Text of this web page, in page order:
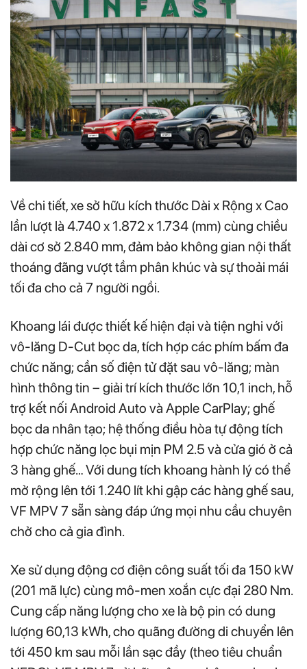
Về chi tiết, xe sở hữu kích thước Dài x Rộng x Cao
lần lượt là 4.740 x 1.872 x 1.734 (mm) cùng chiều
dài cơ sở 2.840 mm, đảm bảo không gian nội thất
thoáng đãng vượt tầm phân khúc và sự thoải mái
tối đa cho cả 7 người ngồi.
Khoang lái được thiết kế hiện đại và tiện nghi với
vô-lăng D-Cut bọc da, tích hợp các phím bấm đa
chức năng; cần số điện tử đặt sau vô-lăng; màn
hình thông tin – giải trí kích thước lớn 10,1 inch, hỗ
trợ kết nối Android Auto và Apple CarPlay; ghế
bọc da nhân tạo; hệ thống điều hòa tự động tích
hợp chức năng lọc bụi mịn PM 2.5 và cửa gió ở cả
3 hàng ghế… Với dung tích khoang hành lý có thể
mở rộng lên tới 1.240 lít khi gập các hàng ghế sau,
VF MPV 7 sẵn sàng đáp ứng mọi nhu cầu chuyên
chở cho cả gia đình.
Xe sử dụng động cơ điện công suất tối đa 150 kW
(201 mã lực) cùng mô-men xoắn cực đại 280 Nm.
Cung cấp năng lượng cho xe là bộ pin có dung
lượng 60,13 kWh, cho quãng đường di chuyển lên
tới 450 km sau mỗi lần sạc đầy (theo tiêu chuẩn